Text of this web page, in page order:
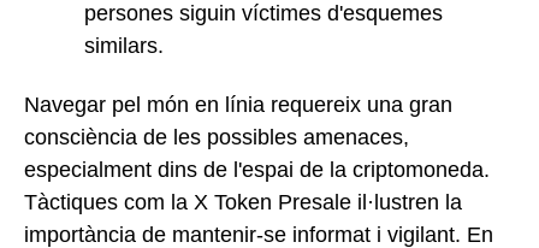
persones siguin víctimes d'esquemes
similars.
Navegar pel món en línia requereix una gran
consciència de les possibles amenaces,
especialment dins de l'espai de la criptomoneda.
Tàctiques com la X Token Presale il·lustren la
importància de mantenir-se informat i vigilant. En